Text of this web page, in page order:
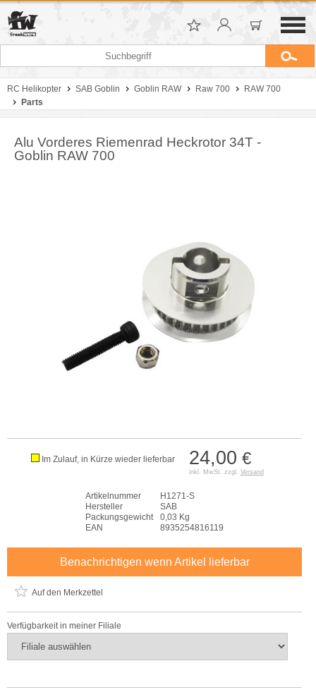
RC Helikopter SAB Goblin Goblin RAW Raw 700
RAW 700
Parts
Alu Vorderes Riemenrad Heckrotor 34T -
Goblin RAW 700
24,00 €
inkl. MwSt. zzgl. Versand
Im Zulauf, in Kürze wieder lieferbar
Artikelnummer
H1271-S
Hersteller
SAB
Packungsgewicht
0,03 Kg
EAN
8935254816119
Benachrichtigen wenn Artikel lieferbar
Auf den Merkzettel
Verfügbarkeit in meiner Filiale